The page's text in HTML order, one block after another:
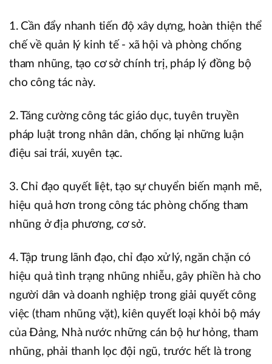
1. Cần đẩy nhanh tiến độ xây dựng, hoàn thiện thể
chế về quản lý kinh tế - xã hội và phòng chống
tham nhũng, tạo cơ sở chính trị, pháp lý đồng bộ
cho công tác này.
2. Tăng cường công tác giáo dục, tuyên truyền
pháp luật trong nhân dân, chống lại những luận
điệu sai trái, xuyên tạc.
3. Chỉ đạo quyết liệt, tạo sự chuyển biến mạnh mẽ,
hiệu quả hơn trong công tác phòng chống tham
nhũng ở địa phương, cơ sở.
4. Tập trung lãnh đạo, chỉ đạo xử lý, ngăn chặn có
hiệu quả tình trạng nhũng nhiễu, gây phiền hà cho
người dân và doanh nghiệp trong giải quyết công
việc (tham nhũng vặt), kiên quyết loại khỏi bộ máy
của Đảng, Nhà nước những cán bộ hư hỏng, tham
nhũng, phải thanh lọc đội ngũ, trước hết là trong